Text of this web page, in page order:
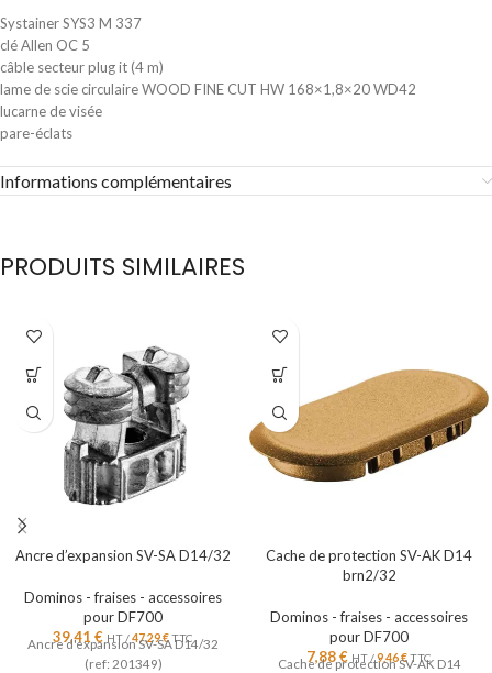
Systainer SYS3 M 337
clé Allen OC 5
câble secteur plug it (4 m)
lame de scie circulaire WOOD FINE CUT HW 168×1,8×20 WD42
lucarne de visée
pare-éclats
Informations complémentaires
PRODUITS SIMILAIRES
Ancre d’expansion SV-SA D14/32
Dominos - fraises - accessoires
pour DF700
39,41 € HT /47,29€TTC
Ancre d'expansion SV-SA D14/32
(ref: 201349)
Cache de protection SV-AK D14
brn2/32
Dominos - fraises - accessoires
pour DF700
7,88€ HT /9,46€TTC
Cache de protection SV-AK D14